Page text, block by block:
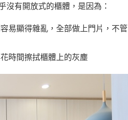
有開放式的櫃體，是因為：
易顯得雜亂，全部做上門片，不管
時間擦拭櫃體上的灰塵